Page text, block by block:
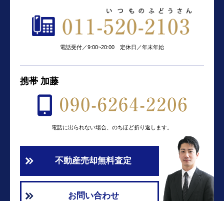
電話受付／9:00~20:00 定休日／年末年始
携帯 加藤
電話に出られない場合、のちほど折り返します。
不動産売却無料査定
お問い合わせ